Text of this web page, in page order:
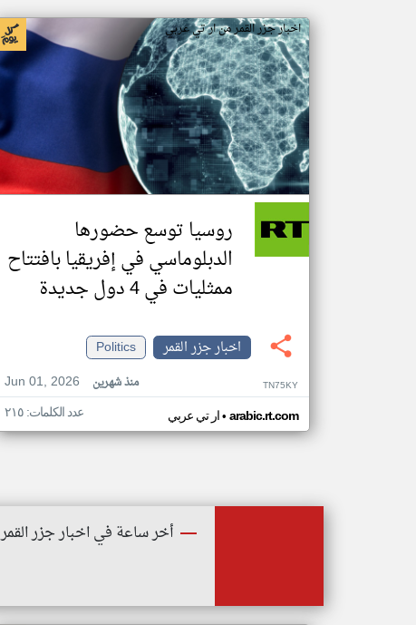
اخبار جزر القمر من ار تي عربي
روسيا توسع حضورها
الدبلوماسي في إفريقيا بافتتاح
ممثليات في 4 دول جديدة
اخبار جزر القمر
Politics
Jun 01, 2026
منذ شهرين TN75KY
ار تي عربي• arabic.rt.com عدد الكلمات: ٢١٥
أخر ساعة في اخبار جزر القمر